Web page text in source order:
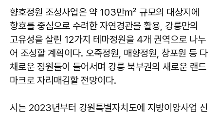
향호정원 조성사업은 약 103만㎡ 규모의 대상지에
향호를 중심으로 수려한 자연경관을 활용, 강릉만의
고유성을 살린 12가지 테마정원을 4개 권역으로 나누
어 조성할 계획이다. 오죽정원, 매향정원, 창포원 등 다
채로운 정원들이 들어서며 강릉 북부권의 새로운 랜드
마크로 자리매김할 전망이다.
시는 2023년부터 강원특별자치도에 지방이양사업 신